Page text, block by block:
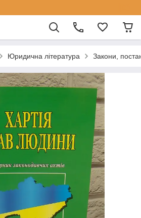
Юридична література Закони,